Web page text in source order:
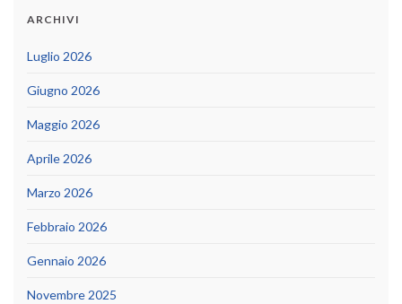
ARCHIVI
Luglio 2026
Giugno 2026
Maggio 2026
Aprile 2026
Marzo 2026
Febbraio 2026
Gennaio 2026
Novembre 2025